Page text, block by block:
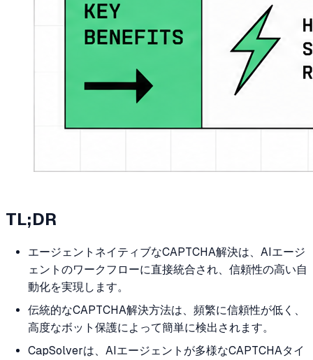
TL;DR
エージェントネイティブなCAPTCHA解決は、AIエージ
ェントのワークフローに直接統合され、信頼性の高い自
動化を実現します。
伝統的なCAPTCHA解決方法は、頻繁に信頼性が低く、
高度なボット保護によって簡単に検出されます。
CapSolverは、AIエージェントが多様なCAPTCHAタイ